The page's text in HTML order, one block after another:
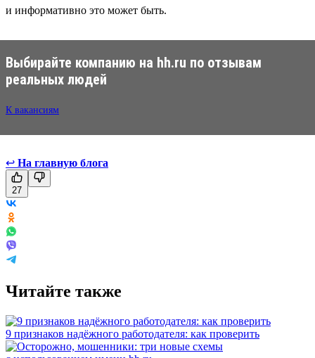
и информативно это может быть.
Выбирайте компанию на hh.ru по отзывам
реальных людей
К вакансиям
↩ На главную блога
27
Читайте также
9 признаков надёжного работодателя: как проверить